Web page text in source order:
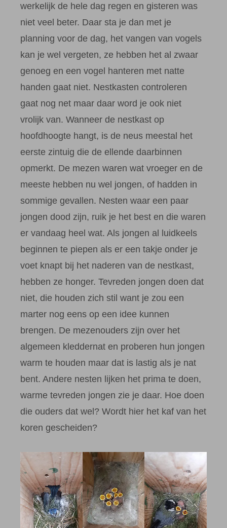
werkelijk de hele dag regen en gisteren was
niet veel beter. Daar sta je dan met je
planning voor de dag, het vangen van vogels
kan je wel vergeten, ze hebben het al zwaar
genoeg en een vogel hanteren met natte
handen gaat niet. Nestkasten controleren
gaat nog net maar daar word je ook niet
vrolijk van. Wanneer de nestkast op
hoofdhoogte hangt, is de neus meestal het
eerste zintuig die de ellende daarbinnen
opmerkt. De mezen waren wat vroeger en de
meeste hebben nu wel jongen, of hadden in
sommige gevallen. Nesten waar een paar
jongen dood zijn, ruik je het best en die waren
er vandaag heel wat. Als jongen al luidkeels
beginnen te piepen als er een takje onder je
voet knapt bij het naderen van de nestkast,
hebben ze honger. Tevreden jongen doen dat
niet, die houden zich stil want je zou een
marter nog eens op een idee kunnen
brengen. De mezenouders zijn over het
algemeen kleddernat en proberen hun jongen
warm te houden maar dat is lastig als je nat
bent. Andere nesten lijken het prima te doen,
warme tevreden jongen zie je daar. Hoe doen
die ouders dat wel? Wordt hier het kaf van het
koren gescheiden?